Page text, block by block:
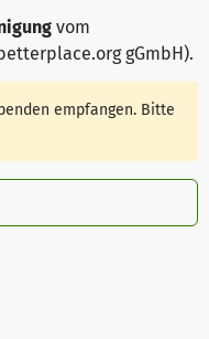
vom
gGmbH).
empfangen. Bitte